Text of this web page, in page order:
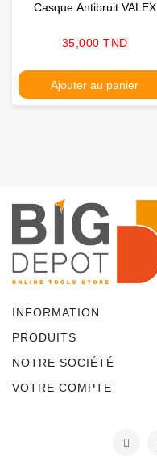
Casque Antibruit VALEX
Prix
35,000 TND
Ajouter au panier
INFORMATION
PRODUITS
NOTRE SOCIÉTÉ
VOTRE COMPTE